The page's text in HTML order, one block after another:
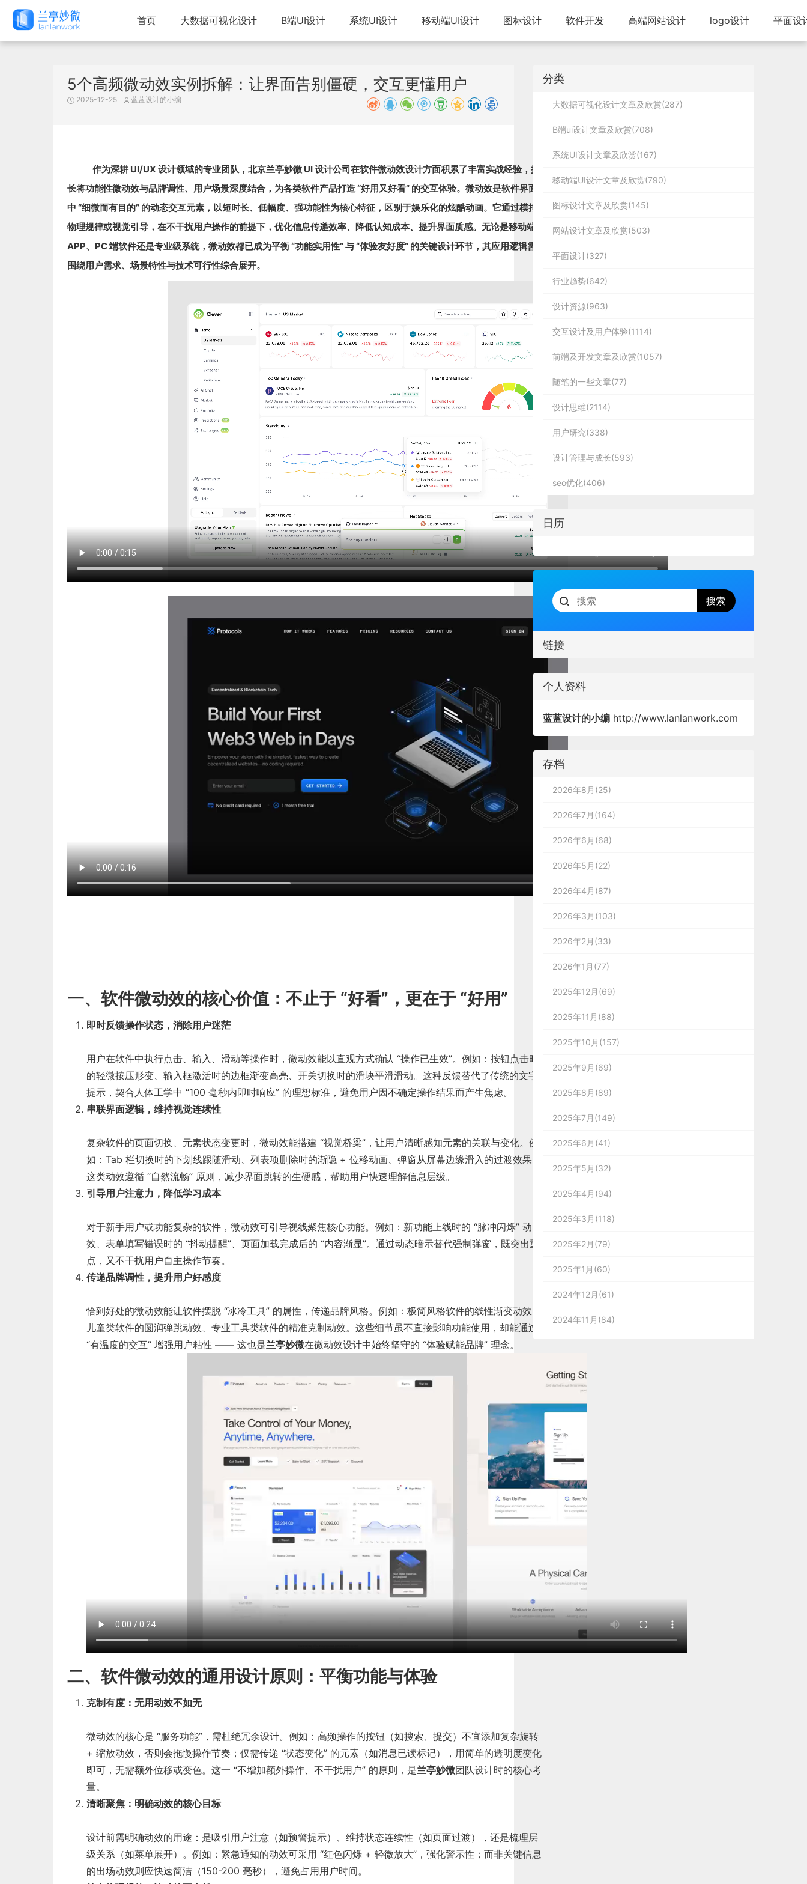
首页 大数据可视化设计 B端UI设计 系统UI设计 移动端UI设计 图标设计 软件开发 高端网站设计 logo设计 平面设
5个高频微动效实例拆解：让界面告别僵硬，交互更懂用户
2025-12-25 蓝蓝设计的小编
作为深耕 UI/UX 设计领域的专业团队， 北京兰亭妙微 UI 设计公司在软件微动效设计方面积累了丰富实战经验，擅
长将功能性微动效与品牌调性、用户场景深度结合，为各类软件产品打造 “好用又好看” 的交互体验。微动效是软件界面
中 “细微而有目的” 的动态交互元素，以短时长、低幅度、强功能性为核心特征，区别于娱乐化的炫酷动画。它通过模拟
物理规律或视觉引导，在不干扰用户操作的前提下，优化信息传递效率、降低认知成本、提升界面质感。无论是移动端
APP、PC 端软件还是专业级系统，微动效都已成为平衡 “功能实用性” 与 “体验友好度” 的关键设计环节，其应用逻辑需
围绕用户需求、场景特性与技术可行性综合展开。
一、软件微动效的核心价值：不止于 “好看”，更在于 “好用”
即时反馈操作状态，消除用户迷茫
用户在软件中执行点击、输入、滑动等操作时，微动效能以直观方式确认 “操作已生效”。例如：按钮点击时
的轻微按压形变、输入框激活时的边框渐变高亮、开关切换时的滑块平滑滑动。这种反馈替代了传统的文字
提示，契合人体工学中 “100 毫秒内即时响应” 的理想标准，避免用户因不确定操作结果而产生焦虑。
串联界面逻辑，维持视觉连续性
复杂软件的页面切换、元素状态变更时，微动效能搭建 “视觉桥梁”，让用户清晰感知元素的关联与变化。例
如：Tab 栏切换时的下划线跟随滑动、列表项删除时的渐隐 + 位移动画、弹窗从屏幕边缘滑入的过渡效果。
这类动效遵循 “自然流畅” 原则，减少界面跳转的生硬感，帮助用户快速理解信息层级。
引导用户注意力，降低学习成本
对于新手用户或功能复杂的软件，微动效可引导视线聚焦核心功能。例如：新功能上线时的 “脉冲闪烁” 动
效、表单填写错误时的 “抖动提醒”、页面加载完成后的 “内容渐显”。通过动态暗示替代强制弹窗，既突出重
点，又不干扰用户自主操作节奏。
传递品牌调性，提升用户好感度
恰到好处的微动效能让软件摆脱 “冰冷工具” 的属性，传递品牌风格。例如：极简风格软件的线性渐变动效、
儿童类软件的圆润弹跳动效、专业工具类软件的精准克制动效。这些细节虽不直接影响功能使用，却能通过
“有温度的交互” 增强用户粘性 —— 这也是兰亭妙微在微动效设计中始终坚守的 “体验赋能品牌” 理念。
二、软件微动效的通用设计原则：平衡功能与体验
克制有度：无用动效不如无
微动效的核心是 “服务功能”，需杜绝冗余设计。例如：高频操作的按钮（如搜索、提交）不宜添加复杂旋转
+ 缩放动效，否则会拖慢操作节奏；仅需传递 “状态变化” 的元素（如消息已读标记），用简单的透明度变化
即可，无需额外位移或变色。这一 “不增加额外操作、不干扰用户” 的原则，是兰亭妙微团队设计时的核心考
量。
清晰聚焦：明确动效的核心目标
设计前需明确动效的用途：是吸引用户注意（如预警提示）、维持状态连续性（如页面过渡），还是梳理层
级关系（如菜单展开）。例如：紧急通知的动效可采用 “红色闪烁 + 轻微放大”，强化警示性；而非关键信息
的出场动效则应快速简洁（150-200 毫秒），避免占用用户时间。
分类
大数据可视化设计文章及欣赏(287)
B端ui设计文章及欣赏(708)
系统UI设计文章及欣赏(167)
移动端UI设计文章及欣赏(790)
图标设计文章及欣赏(145)
网站设计文章及欣赏(503)
平面设计(327)
行业趋势(642)
设计资源(963)
交互设计及用户体验(1114)
前端及开发文章及欣赏(1057)
随笔的一些文章(77)
设计思维(2114)
用户研究(338)
设计管理与成长(593)
seo优化(406)
日历
链接
个人资料
蓝蓝设计的小编 http://www.lanlanwork.com
存档
2026年8月(25)
2026年7月(164)
2026年6月(68)
2026年5月(22)
2026年4月(87)
2026年3月(103)
2026年2月(33)
2026年1月(77)
2025年12月(69)
2025年11月(88)
2025年10月(157)
2025年9月(69)
2025年8月(89)
2025年7月(149)
2025年6月(41)
2025年5月(32)
2025年4月(94)
2025年3月(118)
2025年2月(79)
2025年1月(60)
2024年12月(61)
2024年11月(84)
2024年9月(144)
2024年6月(63)
2024年4月(44)
2024年1月(44)
2023年11月(41)